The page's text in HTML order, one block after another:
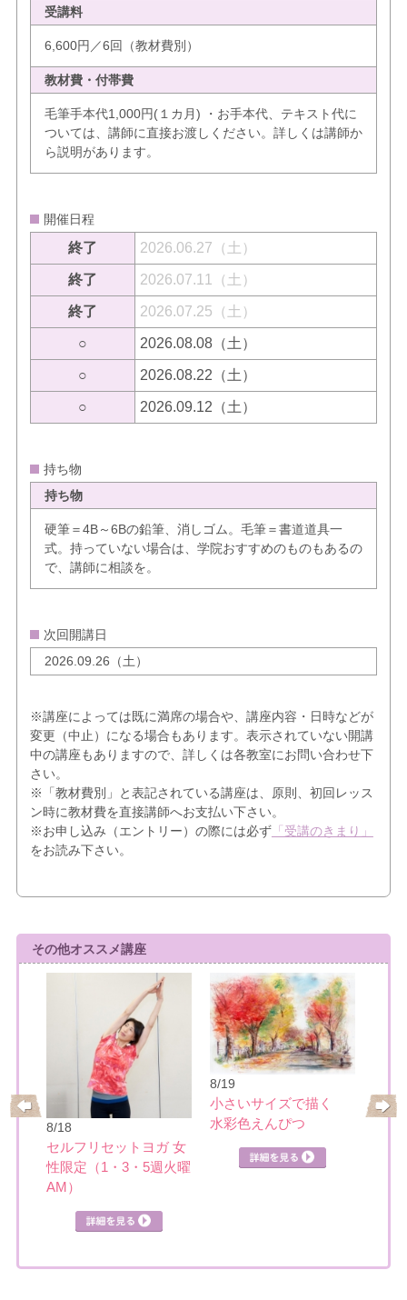
受講料
6,600円／6回（教材費別）
教材費・付帯費
毛筆手本代1,000円(１カ月) ・お手本代、テキスト代に
ついては、講師に直接お渡しください。詳しくは講師か
ら説明があります。
開催日程
終了 2026.06.27（土）
終了 2026.07.11（土）
終了 2026.07.25（土）
○ 2026.08.08（土）
○ 2026.08.22（土）
○ 2026.09.12（土）
持ち物
持ち物
硬筆＝4B～6Bの鉛筆、消しゴム。毛筆＝書道道具一
式。持っていない場合は、学院おすすめのものもあるの
で、講師に相談を。
次回開講日
2026.09.26（土）
※講座によっては既に満席の場合や、講座内容・日時などが
変更（中止）になる場合もあります。表示されていない開講
中の講座もありますので、詳しくは各教室にお問い合わせ下
さい。
※「教材費別」と表記されている講座は、原則、初回レッス
ン時に教材費を直接講師へお支払い下さい。
※お申し込み（エントリー）の際には必ず「受講のきまり」
をお読み下さい。
その他オススメ講座
8/18
セルフリセットヨガ 女
性限定（1・3・5週火曜
AM）
8/19
小さいサイズで描く
水彩色えんぴつ